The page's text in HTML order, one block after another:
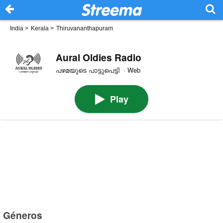
India > Kerala > Thiruvananthapuram
Aural Oldies Radio
പഴമയുടെ പാട്ടുപെട്ടി · Web
Play
Géneros